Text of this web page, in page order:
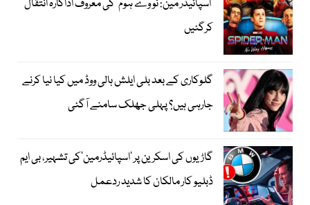
’اسپائیڈر مین: نو وے ہوم‘ کی معروف اداکارہ انتقال
کرگئیں
گلوکاری کے بعد بلی ایلش ہالی ووڈ میں کیا نیا کرنے
جارہی ہیں؟ پہلی جھلک سامنے آگئی
گاڑیوں کی اسکرین پر ’اسپائیڈرمین‘کی تشہیر، بی ایم
ڈبلیو کار مالکان کا شدید ردعمل